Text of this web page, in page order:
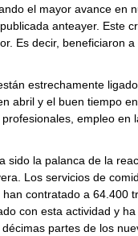
el mayor avance en
anteayer. Este
Es decir, beneficiaron
estrechamente
abril y el buen tiempo
empleo
sido la palanca de la
Los servicios de
contratado a 64.400
con esta actividad y
partes de los